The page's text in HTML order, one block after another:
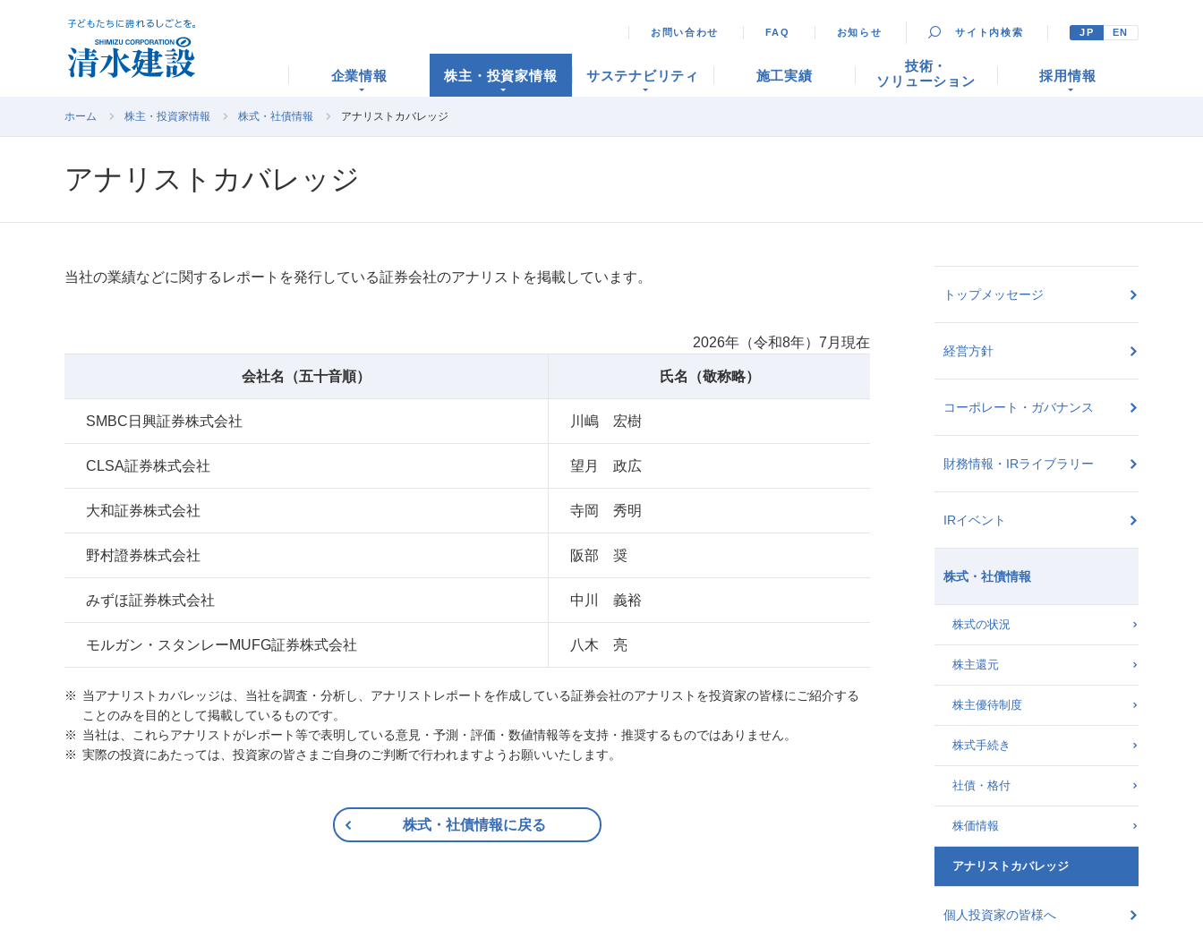
お問い合わせ FAQ お知らせ サイト内検索 JP EN
企業情報 株主・投資家情報 サステナビリティ 施工実績
技術・
ソリューション
採用情報
ホーム 株主・投資家情報 株式・社債情報 アナリストカバレッジ
アナリストカバレッジ
当社の業績などに関するレポートを発行している証券会社のアナリストを掲載しています。
2026年（令和8年）7月現在
会社名（五十音順） 氏名（敬称略）
SMBC日興証券株式会社 川嶋 宏樹
CLSA証券株式会社 望月 政広
大和証券株式会社 寺岡 秀明
野村證券株式会社 阪部 奨
みずほ証券株式会社 中川 義裕
モルガン・スタンレーMUFG証券株式会社 八木 亮
当アナリストカバレッジは、当社を調査・分析し、アナリストレポートを作成している証券会社のアナリストを投資家の皆様にご紹介する
ことのみを目的として掲載しているものです。
当社は、これらアナリストがレポート等で表明している意見・予測・評価・数値情報等を支持・推奨するものではありません。
実際の投資にあたっては、投資家の皆さまご自身のご判断で行われますようお願いいたします。
株式・社債情報に戻る
トップメッセージ
経営方針
コーポレート・ガバナンス
財務情報・IRライブラリー
IRイベント
株式・社債情報
株式の状況
株主還元
株主優待制度
株式手続き
社債・格付
株価情報
アナリストカバレッジ
個人投資家の皆様へ